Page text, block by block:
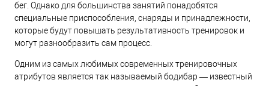
бег. Однако для большинства занятий понадобятся
специальные приспособления, снаряды и принадлежности,
которые будут повышать результативность тренировок и
могут разнообразить сам процесс.
Одним из самых любимых современных тренировочных
атрибутов является так называемый бодибар — известный